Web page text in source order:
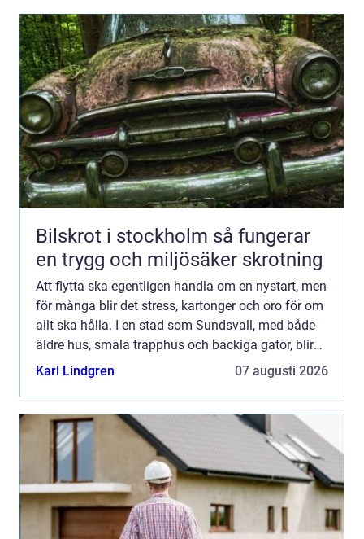
Bilskrot i stockholm så fungerar
en trygg och miljösäker skrotning
Att flytta ska egentligen handla om en nystart, men
för många blir det stress, kartonger och oro för om
allt ska hålla. I en stad som Sundsvall, med både
äldre hus, smala trapphus och backiga gator, blir
valet av flyt...
Karl Lindgren 07 augusti 2026